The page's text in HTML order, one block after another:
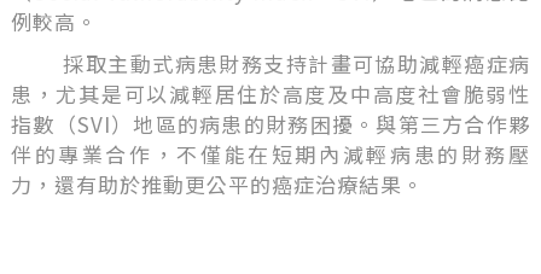
例較高。
採取主動式病患財務支持計畫可協助減輕癌症病
患，尤其是可以減輕居住於高度及中高度社會脆弱性
指數（SVI）地區的病患的財務困擾。與第三方合作夥
伴的專業合作，不僅能在短期內減輕病患的財務壓
力，還有助於推動更公平的癌症治療結果。